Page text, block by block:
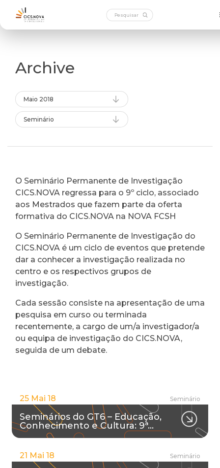
Archive
Maio 2018
Seminário
O Seminário Permanente de Investigação
CICS.NOVA regressa para o 9º ciclo, associado
aos Mestrados que fazem parte da oferta
formativa do CICS.NOVA na NOVA FCSH
O Seminário Permanente de Investigação do
CICS.NOVA é um ciclo de eventos que pretende
dar a conhecer a investigação realizada no
centro e os respectivos grupos de
investigação.
Cada sessão consiste na apresentação de uma
pesquisa em curso ou terminada
recentemente, a cargo de um/a investigador/a
ou equipa de investigação do CICS.NOVA,
seguida de um debate.
25 Mai 18 Seminário
Seminários do GT6 – Educação,
Conhecimento e Cultura: 9ª…
21 Mai 18 Seminário